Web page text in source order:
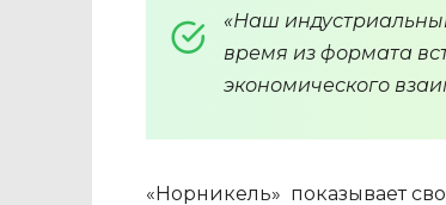
«Наш
время из формата
экономического
«Норникель» показывает